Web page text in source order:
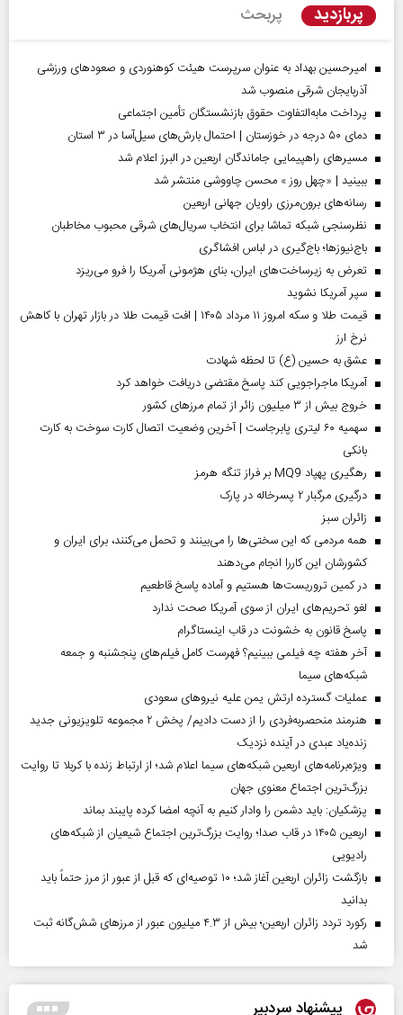
پربازدید پربحث
امیرحسین بهداد به عنوان سرپرست هیئت کوهنوردی و صعودهای ورزشی
آذربایجان شرقی منصوب شد
پرداخت مابه‌التفاوت حقوق بازنشستگان تأمین اجتماعی
دمای ۵۰ درجه در خوزستان | احتمال بارش‌های سیل‌آسا در ۳ استان
مسیر‌های راهپیمایی جاماندگان اربعین در البرز اعلام شد
ببینید | «چهل روز » محسن چاووشی منتشر شد
رسانه‌های برون‌مرزی راویان جهانی اربعین
نظرسنجی شبکه تماشا برای انتخاب سریال‌های شرقی محبوب مخاطبان
باج‌نیوزها؛ باج‌گیری در لباس افشاگری
تعرض به زیرساخت‌های ایران، بنای هژمونی آمریکا را فرو می‌ریزد
سپر آمریکا نشوید
قیمت طلا و سکه امروز ۱۱ مرداد ۱۴۰۵ | افت قیمت طلا در بازار تهران با کاهش
نرخ ارز
عشق به حسین (ع) تا لحظه شهادت
آمریکا ماجراجویی کند پاسخ مقتضی دریافت خواهد کرد
خروج بیش از ۳ میلیون زائر از تمام مرز‌های کشور
سهمیه ۶۰ لیتری پابرجاست | آخرین وضعیت اتصال کارت سوخت به کارت
بانکی
رهگیری پهپاد MQ9 بر فراز تنگه هرمز
درگیری مرگبار ۲ پسرخاله در پارک
‌زائران سبز
همه مردمی که این سختی‌ها را می‌بینند و تحمل می‌کنند، برای ایران و
کشورشان این کاررا انجام می‌دهند
در کمین تروریست‌ها هستیم و آماده پاسخ قاطعیم
لغو تحریم‌های ایران از سوی آمریکا صحت ندارد
پاسخ قانون به خشونت در قاب اینستاگرام
آخر هفته چه فیلمی ببینیم؟ فهرست کامل فیلم‌های پنجشنبه و جمعه
شبکه‌های سیما
عملیات گسترده ارتش یمن علیه نیروهای سعودی
هنرمند منحصر‌به‌فردی را از دست دادیم/ پخش ۲ مجموعه تلویزیونی جدید
زنده‌یاد عبدی در آینده نزدیک
ویژه‌برنامه‌های اربعین شبکه‌های سیما اعلام شد؛ از ارتباط زنده با کربلا تا روایت
بزرگ‌ترین اجتماع معنوی جهان
پزشکیان: باید دشمن را وادار کنیم به آنچه امضا کرده پایبند بماند
اربعین ۱۴۰۵ در قاب صدا؛ روایت بزرگ‌ترین اجتماع شیعیان از شبکه‌های
رادیویی
بازگشت زائران اربعین آغاز شد؛ ۱۰ توصیه‌ای که قبل از عبور از مرز حتماً باید
بدانید
رکورد تردد زائران اربعین؛ بیش از ۴.۳ میلیون عبور از مرزهای شش‌گانه ثبت
شد
پیشنهاد سردبیر